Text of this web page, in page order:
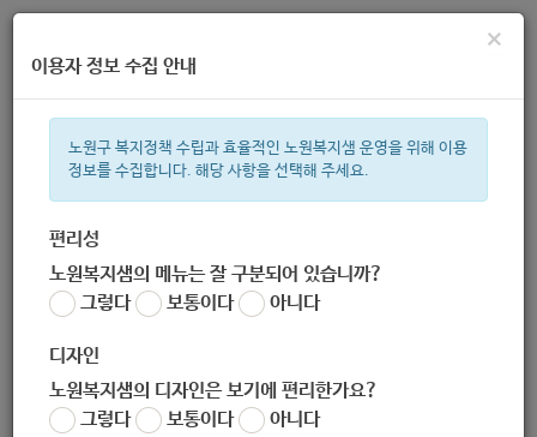
주간 인기검색어
한눈으로 보는 복지 정보
×
이용자 정보 수집 안내
노원구 복지정책 수립과 효율적인 노원복지샘 운영을 위해 이용
정보를 수집합니다. 해당 사항을 선택해 주세요.
편리성
노원복지샘의 메뉴는 잘 구분되어 있습니까?
그렇다
보통이다 아니다
디자인
노원복지샘의 디자인은 보기에 편리한가요?
그렇다
보통이다 아니다